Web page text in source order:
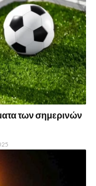
των σημερινών